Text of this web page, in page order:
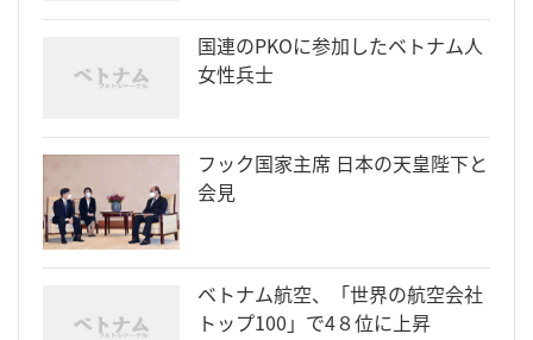
国連のPKOに参加したベトナム人
女性兵士
フック国家主席 日本の天皇陛下と
会見
ベトナム航空、「世界の航空会社
トップ100」で4８位に上昇